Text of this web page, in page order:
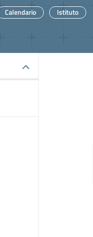
Calendario Istituto